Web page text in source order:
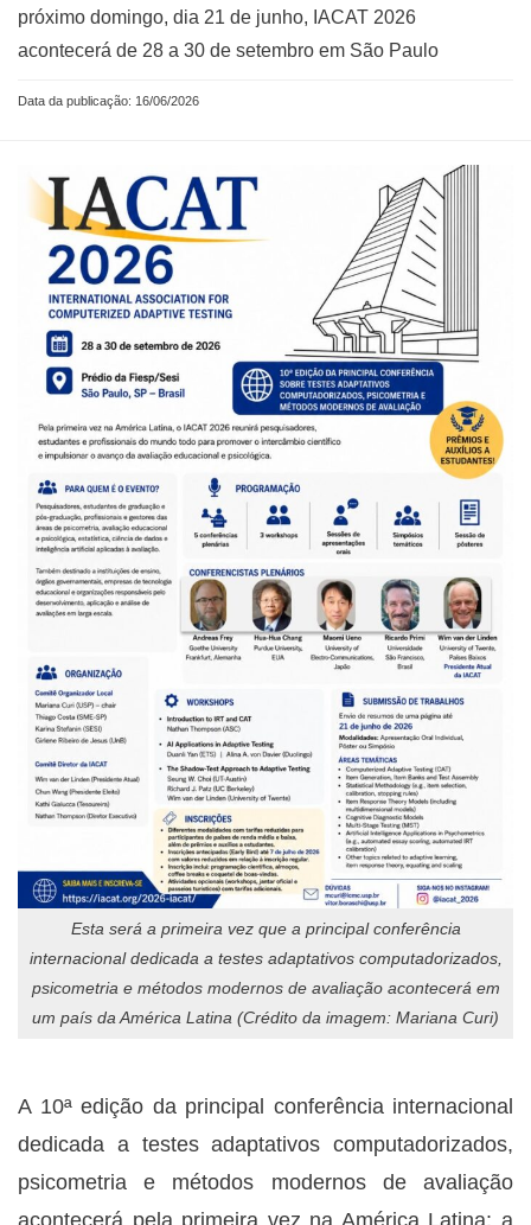
próximo domingo, dia 21 de junho, IACAT 2026
acontecerá de 28 a 30 de setembro em São Paulo
Data da publicação: 16/06/2026
Esta será a primeira vez que a principal conferência
internacional dedicada a testes adaptativos computadorizados,
psicometria e métodos modernos de avaliação acontecerá em
um país da América Latina (Crédito da imagem: Mariana Curi)
A 10ª edição da principal conferência internacional
dedicada a testes adaptativos computadorizados,
psicometria e métodos modernos de avaliação
acontecerá pela primeira vez na América Latina: a